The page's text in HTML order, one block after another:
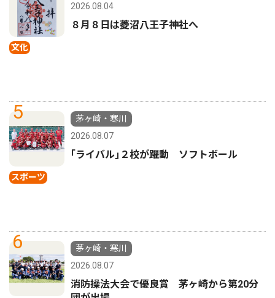
文化
2026.08.04
８月８日は菱沼八王子神社へ
5
スポーツ
茅ヶ崎・寒川
2026.08.07
｢ライバル｣２校が躍動 ソフトボール
6
茅ヶ崎・寒川
2026.08.07
消防操法大会で優良賞 茅ヶ崎から第20分